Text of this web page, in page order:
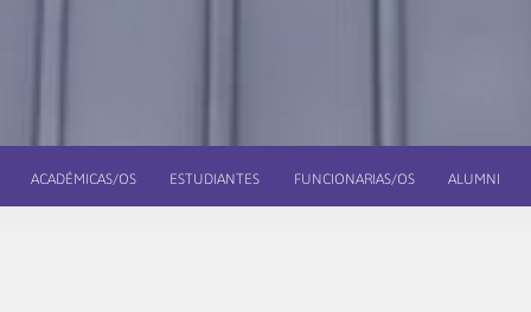
ACADÉMICAS/OS ESTUDIANTES FUNCIONARIAS/OS ALUMNI